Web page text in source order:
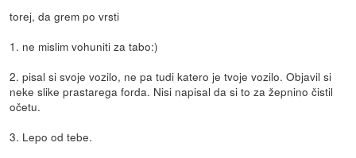
torej, da grem po vrsti
1. ne mislim vohuniti za tabo:)
2. pisal si svoje vozilo, ne pa tudi katero je tvoje vozilo. Objavil si
neke slike prastarega forda. Nisi napisal da si to za žepnino čistil
očetu.
3. Lepo od tebe.